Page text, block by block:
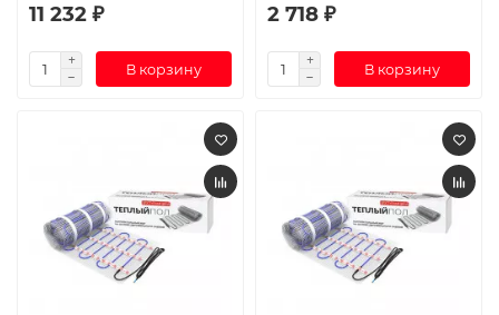
11 232 ₽
В корзину
2 718 ₽
В корзину